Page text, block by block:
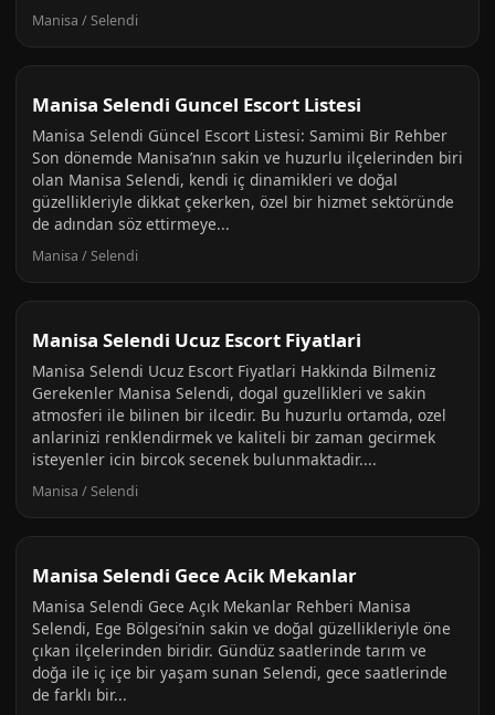
Manisa / Selendi
Manisa Selendi Guncel Escort Listesi
Manisa Selendi Güncel Escort Listesi: Samimi Bir Rehber
Son dönemde Manisa’nın sakin ve huzurlu ilçelerinden biri
olan Manisa Selendi, kendi iç dinamikleri ve doğal
güzellikleriyle dikkat çekerken, özel bir hizmet sektöründe
de adından söz ettirmeye...
Manisa / Selendi
Manisa Selendi Ucuz Escort Fiyatlari
Manisa Selendi Ucuz Escort Fiyatlari Hakkinda Bilmeniz
Gerekenler Manisa Selendi, dogal guzellikleri ve sakin
atmosferi ile bilinen bir ilcedir. Bu huzurlu ortamda, ozel
anlarinizi renklendirmek ve kaliteli bir zaman gecirmek
isteyenler icin bircok secenek bulunmaktadir....
Manisa / Selendi
Manisa Selendi Gece Acik Mekanlar
Manisa Selendi Gece Açık Mekanlar Rehberi Manisa
Selendi, Ege Bölgesi’nin sakin ve doğal güzellikleriyle öne
çıkan ilçelerinden biridir. Gündüz saatlerinde tarım ve
doğa ile iç içe bir yaşam sunan Selendi, gece saatlerinde
de farklı bir...